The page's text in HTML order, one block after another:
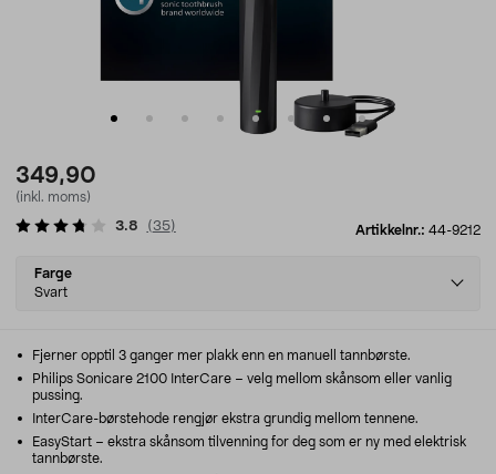
349,90
(inkl. moms)
Artikkelnr.: 44-9212
3.8 (35)
Select
variant
Farge
Svart
Fjerner opptil 3 ganger mer plakk enn en manuell tannbørste.
Philips Sonicare 2100 InterCare – velg mellom skånsom eller vanlig
pussing.
InterCare-børstehode rengjør ekstra grundig mellom tennene.
EasyStart – ekstra skånsom tilvenning for deg som er ny med elektrisk
tannbørste.